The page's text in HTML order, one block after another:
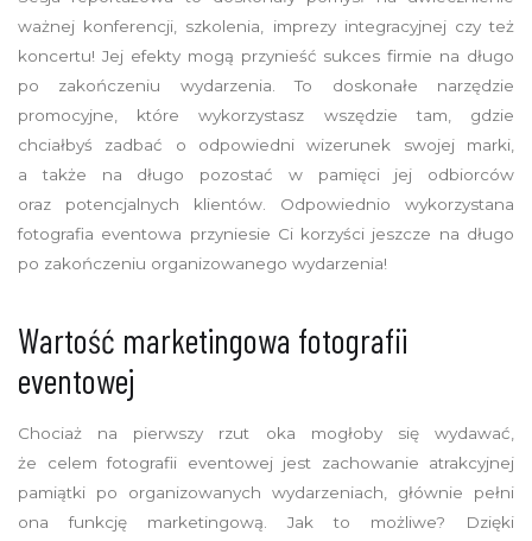
ważnej konferencji, szkolenia, imprezy integracyjnej czy też
koncertu! Jej efekty mogą przynieść sukces firmie na długo
po zakończeniu wydarzenia. To doskonałe narzędzie
promocyjne, które wykorzystasz wszędzie tam, gdzie
chciałbyś zadbać o odpowiedni wizerunek swojej marki,
a także na długo pozostać w pamięci jej odbiorców
oraz potencjalnych klientów. Odpowiednio wykorzystana
fotografia eventowa przyniesie Ci korzyści jeszcze na długo
po zakończeniu organizowanego wydarzenia!
Wartość marketingowa fotografii
eventowej
Chociaż na pierwszy rzut oka mogłoby się wydawać,
że celem fotografii eventowej jest zachowanie atrakcyjnej
pamiątki po organizowanych wydarzeniach, głównie pełni
ona funkcję marketingową. Jak to możliwe? Dzięki